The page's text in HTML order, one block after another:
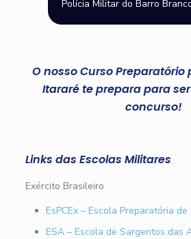
Polícia Militar do Barro
O nosso Curso Preparatório
Itararé te prepara para
concurso!
Links das Escolas Militares
Exército Brasileiro
EsPCEx – Escola Preparatória
ESA – Escola de Sargentos das